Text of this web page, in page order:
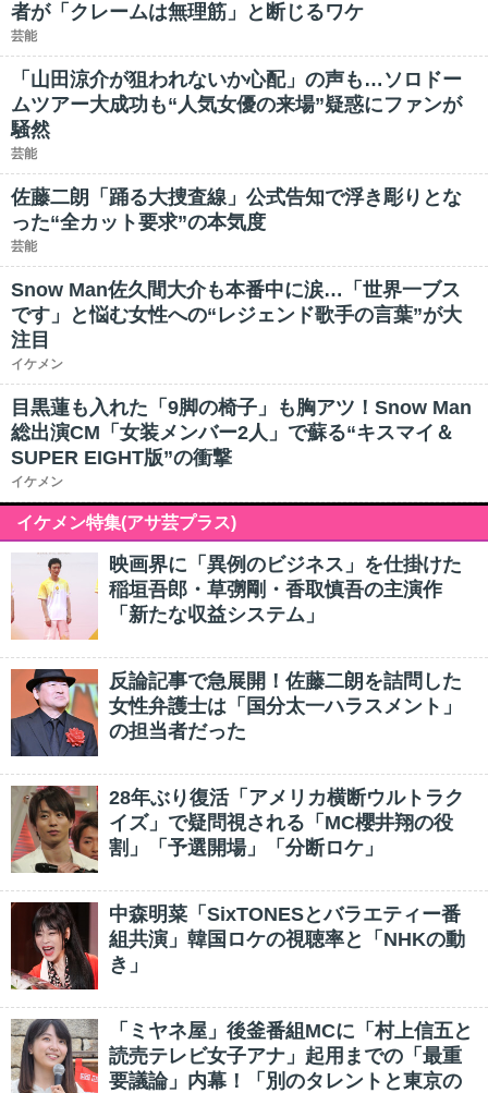
者が「クレームは無理筋」と断じるワケ
芸能
「山田涼介が狙われないか心配」の声も…ソロドー
ムツアー大成功も“人気女優の来場”疑惑にファンが
騒然
芸能
佐藤二朗「踊る大捜査線」公式告知で浮き彫りとな
った“全カット要求”の本気度
芸能
Snow Man佐久間大介も本番中に涙…「世界一ブス
です」と悩む女性への“レジェンド歌手の言葉”が大
注目
イケメン
目黒蓮も入れた「9脚の椅子」も胸アツ！Snow Man
総出演CM「女装メンバー2人」で蘇る“キスマイ＆
SUPER EIGHT版”の衝撃
イケメン
イケメン特集(アサ芸プラス)
映画界に「異例のビジネス」を仕掛けた
稲垣吾郎・草彅剛・香取慎吾の主演作
「新たな収益システム」
反論記事で急展開！佐藤二朗を詰問した
女性弁護士は「国分太一ハラスメント」
の担当者だった
28年ぶり復活「アメリカ横断ウルトラク
イズ」で疑問視される「MC櫻井翔の役
割」「予選開場」「分断ロケ」
中森明菜「SixTONESとバラエティー番
組共演」韓国ロケの視聴率と「NHKの動
き」
「ミヤネ屋」後釜番組MCに「村上信五と
読売テレビ女子アナ」起用までの「最重
要議論」内幕！「別のタレントと東京の